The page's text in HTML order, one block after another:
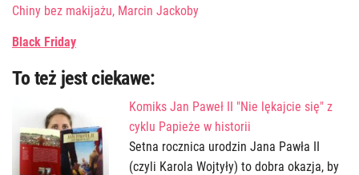
Chiny bez makijażu, Marcin Jackoby
Black Friday
To też jest ciekawe:
Komiks Jan Paweł II "Nie lękajcie się" z
cyklu Papieże w historii
Setna rocznica urodzin Jana Pawła II
(czyli Karola Wojtyły) to dobra okazja, by